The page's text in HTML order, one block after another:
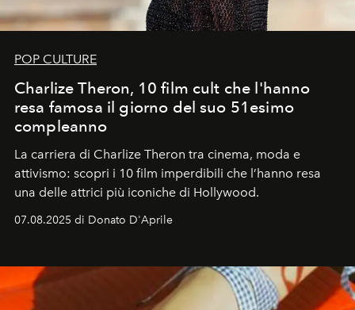
POP CULTURE
Charlize Theron, 10 film cult che l'hanno
resa famosa il giorno del suo 51esimo
compleanno
La carriera di Charlize Theron tra cinema, moda e
attivismo: scopri i 10 film imperdibili che l’hanno resa
una delle attrici più iconiche di Hollywood.
07.08.2025 di Donato D'Aprile